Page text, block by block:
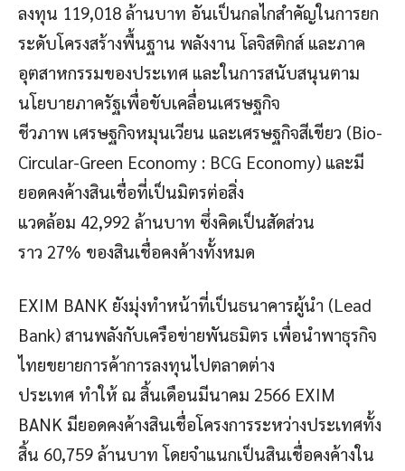
ลงทุน 119,018 ล้านบาท อันเป็นกลไกสำคัญในการยก
ระดับโครงสร้างพื้นฐาน พลังงาน โลจิสติกส์ และภาค
อุตสาหกรรมของประเทศ และในการสนับสนุนตาม
นโยบายภาครัฐเพื่อขับเคลื่อนเศรษฐกิจ
ชีวภาพ เศรษฐกิจหมุนเวียน และเศรษฐกิจสีเขียว (Bio-
Circular-Green Economy : BCG Economy) และมี
ยอดคงค้างสินเชื่อที่เป็นมิตรต่อสิ่ง
แวดล้อม 42,992 ล้านบาท ซึ่งคิดเป็นสัดส่วน
ราว 27% ของสินเชื่อคงค้างทั้งหมด
EXIM BANK ยังมุ่งทำหน้าที่เป็นธนาคารผู้นำ (Lead
Bank) สานพลังกับเครือข่ายพันธมิตร เพื่อนำพาธุรกิจ
ไทยขยายการค้าการลงทุนไปตลาดต่าง
ประเทศ ทำให้ ณ สิ้นเดือนมีนาคม 2566 EXIM
BANK มียอดคงค้างสินเชื่อโครงการระหว่างประเทศทั้ง
สิ้น 60,759 ล้านบาท โดยจำแนกเป็นสินเชื่อคงค้างใน